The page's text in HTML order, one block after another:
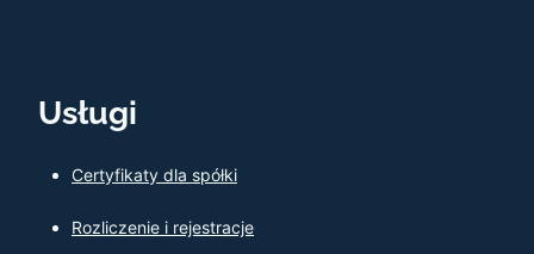
Usługi
Certyfikaty dla spółki
Rozliczenie i rejestracje